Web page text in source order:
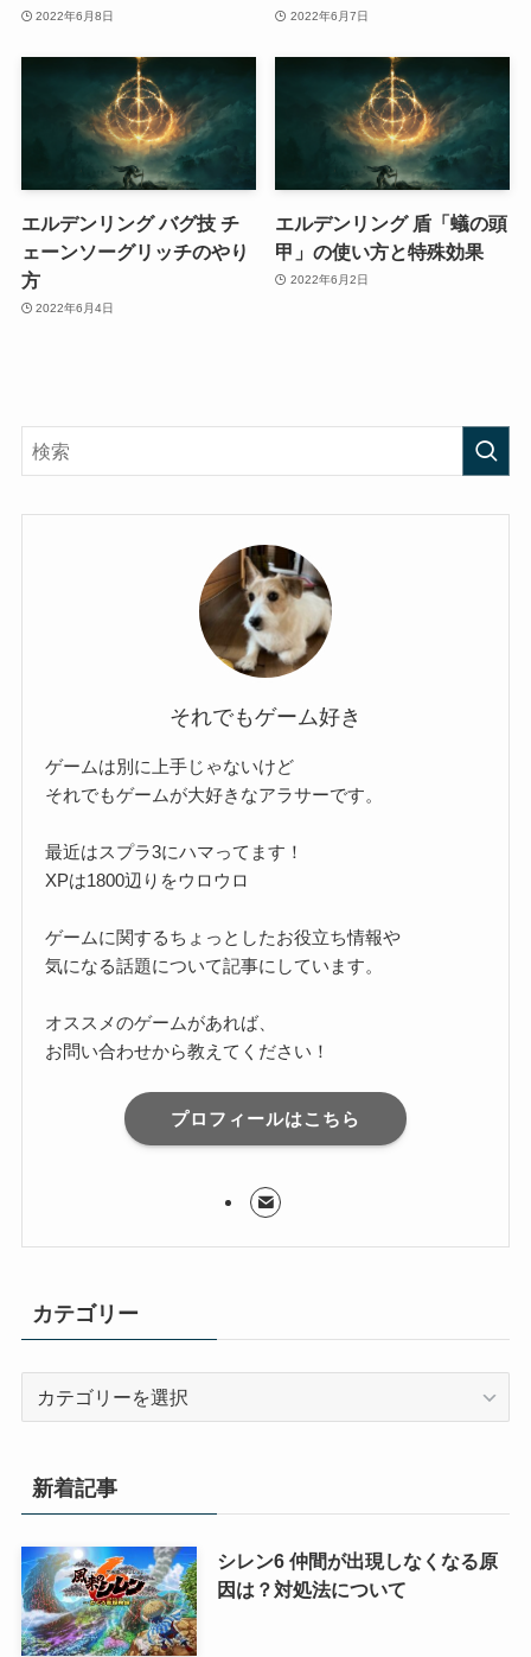
2022年6月8日 2022年6月7日
エルデンリング バグ技 チ
ェーンソーグリッチのやり
方
2022年6月4日
エルデンリング 盾「蟻の頭
甲」の使い方と特殊効果
2022年6月2日
それでもゲーム好き
ゲームは別に上手じゃないけど
それでもゲームが大好きなアラサーです。
最近はスプラ3にハマってます！
XPは1800辺りをウロウロ
ゲームに関するちょっとしたお役立ち情報や
気になる話題について記事にしています。
オススメのゲームがあれば、
お問い合わせから教えてください！
プロフィールはこちら
カテゴリー
リ
ー
新着記事
シレン6 仲間が出現しなくなる原
因は？対処法について